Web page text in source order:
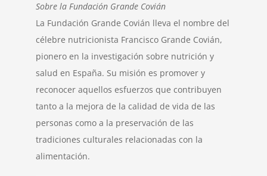
Sobre la Fundación Grande Covián
La Fundación Grande Covián lleva el nombre del
célebre nutricionista Francisco Grande Covián,
pionero en la investigación sobre nutrición y
salud en España. Su misión es promover y
reconocer aquellos esfuerzos que contribuyen
tanto a la mejora de la calidad de vida de las
personas como a la preservación de las
tradiciones culturales relacionadas con la
alimentación.